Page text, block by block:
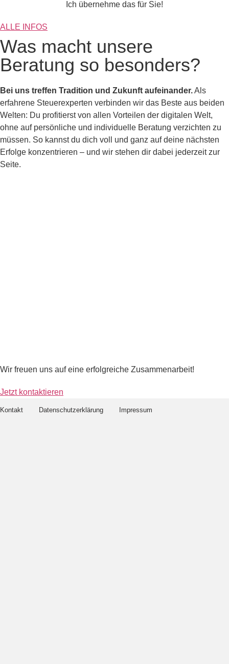
Ich übernehme das für Sie!
ALLE INFOS
Was macht unsere
Beratung so besonders?
Bei uns treffen Tradition und Zukunft aufeinander.Als
erfahrene Steuerexperten verbinden wir das Beste aus beiden
Welten: Du profitierst von allen Vorteilen der digitalen Welt,
ohne auf persönliche und individuelle Beratung verzichten zu
müssen. So kannst du dich voll und ganz auf deine nächsten
Erfolge konzentrieren – und wir stehen dir dabei jederzeit zur
Seite.
Wir freuen uns auf eine erfolgreiche Zusammenarbeit!
Jetzt kontaktieren
Kontakt Datenschutzerklärung Impressum